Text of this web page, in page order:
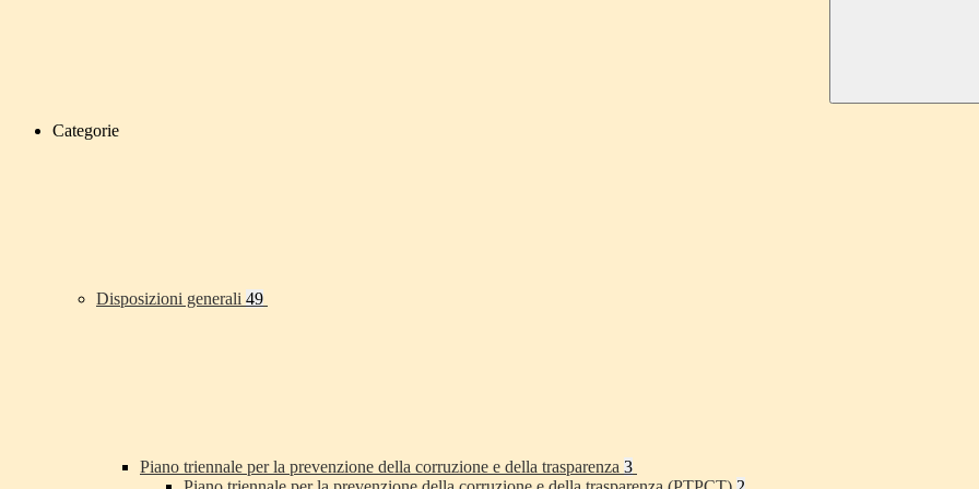
Categorie
Disposizioni generali 49
Piano triennale per la prevenzione della corruzione e della trasparenza 3